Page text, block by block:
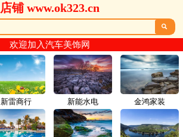
店铺 www.ok323.cn

欢迎加入汽车美饰网
新雷商行 新能水电 金鸿家装